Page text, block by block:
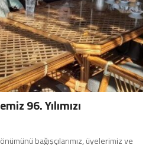
96. Yılımızı
bağışçılarımız, üyelerimiz ve